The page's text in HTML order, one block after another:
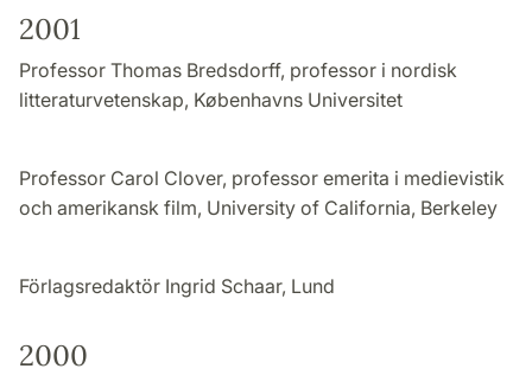
2001
Professor Thomas Bredsdorff, professor i nordisk
litteraturvetenskap, Københavns Universitet
Professor Carol Clover, professor emerita i medievistik
och amerikansk film, University of California, Berkeley
Förlagsredaktör Ingrid Schaar, Lund
2000